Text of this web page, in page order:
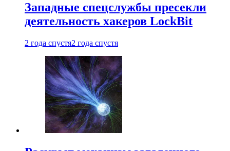
Западные спецслужбы пресекли
деятельность хакеров LockBit
2 года спустя2 года спустя